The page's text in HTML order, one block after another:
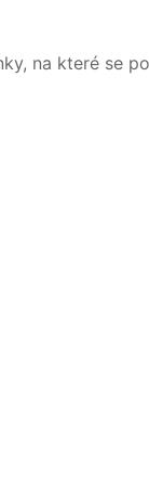
na které se